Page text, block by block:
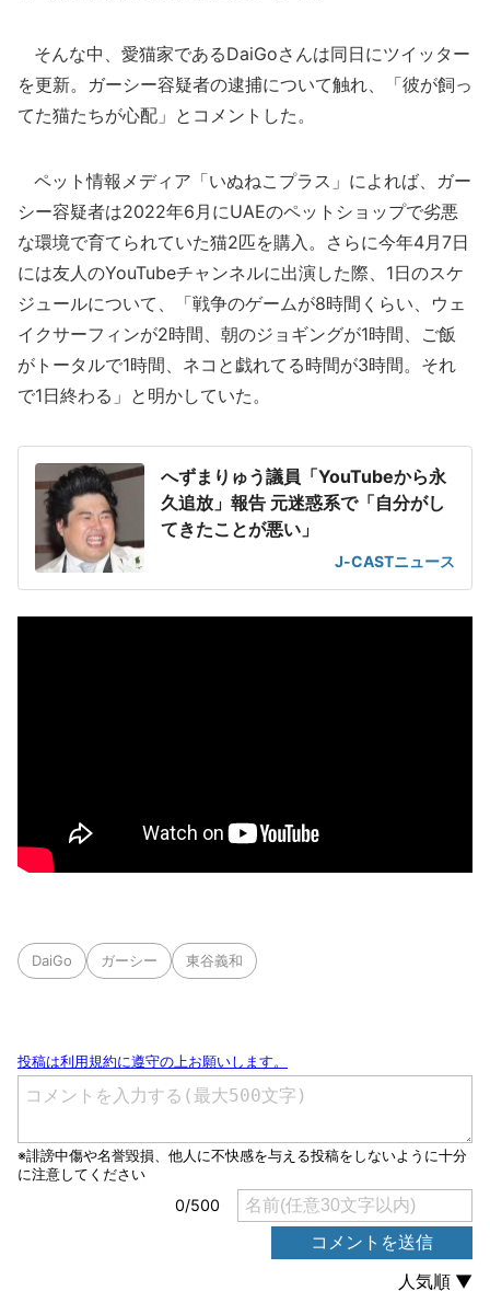
そんな中、愛猫家であるDaiGoさんは同日にツイッター
を更新。ガーシー容疑者の逮捕について触れ、「彼が飼っ
てた猫たちが心配」とコメントした。
ペット情報メディア「いぬねこプラス」によれば、ガー
シー容疑者は2022年6月にUAEのペットショップで劣悪
な環境で育てられていた猫2匹を購入。さらに今年4月7日
には友人のYouTubeチャンネルに出演した際、1日のスケ
ジュールについて、「戦争のゲームが8時間くらい、ウェ
イクサーフィンが2時間、朝のジョギングが1時間、ご飯
がトータルで1時間、ネコと戯れてる時間が3時間。それ
で1日終わる」と明かしていた。
へずまりゅう議員「YouTubeから永
久追放」報告 元迷惑系で「自分がし
てきたことが悪い」
J-CASTニュース
DaiGo ガーシー 東谷義和